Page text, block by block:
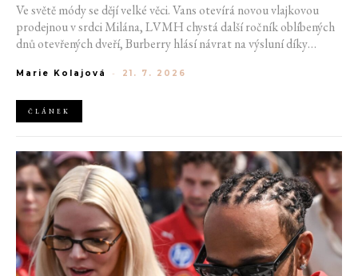
Ve světě módy se dějí velké věci. Vans otevírá novou vlajkovou
prodejnou v srdci Milána, LVMH chystá další ročník oblíbených
dnů otevřených dveří, Burberry hlásí návrat na výsluní díky
AliExpress.
Marie Kolajová - 21. 7. 2026
ČLÁNEK